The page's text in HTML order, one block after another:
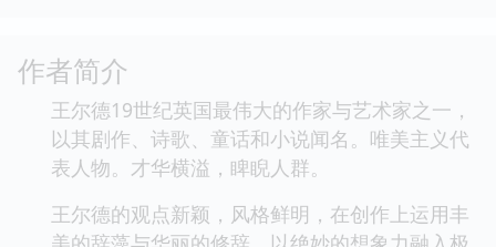
作者简介
王尔德19世纪英国最伟大的作家与艺术家之一，
以其剧作、诗歌、童话和小说闻名。唯美主义代
表人物。才华横溢，睥睨人群。
王尔德的观点新颖，风格鲜明，在创作上运用丰